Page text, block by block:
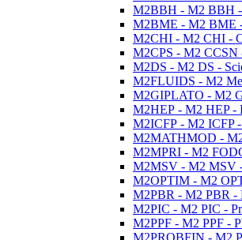
M2BBH - M2 BBH -
M2BME - M2 BME
M2CHI - M2 CHI -
M2CPS - M2 CCSN
M2DS - M2 DS -
M2FLUIDS - M2
M2GIPLATO - M2
M2HEP - M2 HEP -
M2ICFP - M2 ICFP -
M2MATHMOD -
M2MPRI - M2
M2MSV - M2 MSV -
M2OPTIM - M2
M2PBR - M2 PBR -
M2PIC - M2 PIC -
M2PPF - M2 PPF -
M2PROBFIN - M2